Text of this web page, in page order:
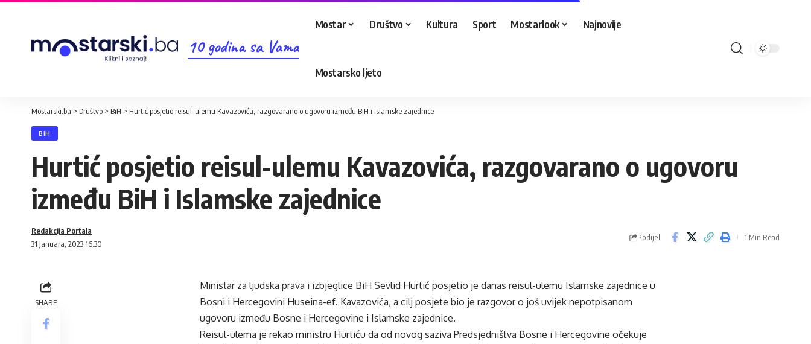
10 godina sa Vama
Mostar Društvo Kultura Sport Mostarlook Najnovije
Mostarsko ljeto
Mostarski.ba > Društvo > BiH > Hurtić posjetio reisul-ulemu Kavazovića, razgovarano o ugovoru između BiH i Islamske zajednice
BIH
Hurtić posjetio reisul-ulemu Kavazovića, razgovarano o ugovoru
između BiH i Islamske zajednice
31 Januara, 2023 16:30
Redakcija Portala
Podijeli 1 Min Read
SHARE
Ministar za ljudska prava i izbjeglice BiH Sevlid Hurtić posjetio je danas reisul-ulemu Islamske zajednice u
Bosni i Hercegovini Huseina-ef. Kavazovića, a cilj posjete bio je razgovor o još uvijek nepotpisanom
ugovoru između Bosne i Hercegovine i Islamske zajednice.
Reisul-ulema je rekao ministru Hurtiću da od novog saziva Predsjedništva Bosne i Hercegovine očekuje